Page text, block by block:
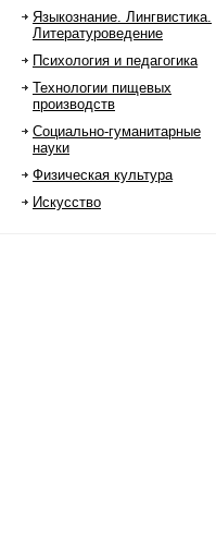
Языкознание. Лингвистика.
Литературоведение
Психология и педагогика
Технологии пищевых
производств
Социально-гуманитарные
науки
Физическая культура
Искусство